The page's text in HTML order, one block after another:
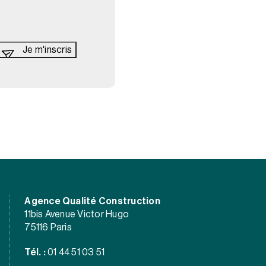
Agence Qualité Construction
11bis Avenue Victor Hugo
75116 Paris
Tél. : 01 44 51 03 51